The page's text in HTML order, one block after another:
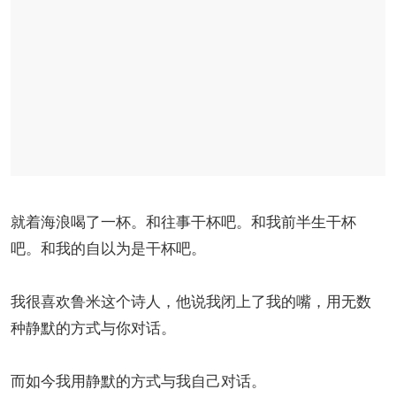
就着海浪喝了一杯。和往事干杯吧。和我前半生干杯
吧。和我的自以为是干杯吧。
我很喜欢鲁米这个诗人，他说我闭上了我的嘴，用无数
种静默的方式与你对话。
而如今我用静默的方式与我自己对话。